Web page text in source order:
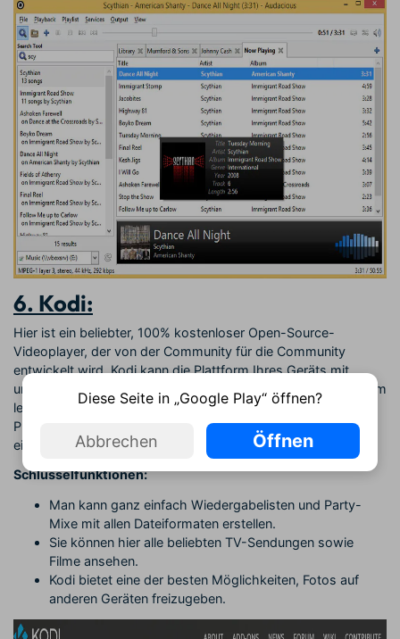
6. Kodi:
Hier ist ein beliebter, 100% kostenloser Open-Source-
Videoplayer, der von der Community für die Community
entwickelt wird. Kodi kann die Plattform Ihres Geräts mit
unendlich vielen Funktionen füllen und Sie können die Plattform
leicht an Ihre persönlichen Vorlieben anpassen. Für die Kodi-
Plattform ist eine breite Palette von Add-Ons verfügbar, die
einen einfachen Zugriff auf alle Mediendateien ermöglichen.
Schlüsselfunktionen:
Man kann ganz einfach Wiedergabelisten und Party-
Mixe mit allen Dateiformaten erstellen.
Sie können hier alle beliebten TV-Sendungen sowie
Filme ansehen.
Kodi bietet eine der besten Möglichkeiten, Fotos auf
anderen Geräten freizugeben.
Diese Seite in „Google Play“ öffnen?
Abbrechen Öffnen